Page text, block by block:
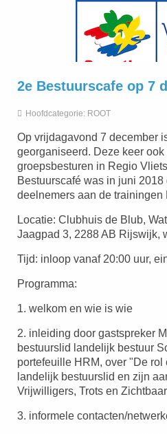
2e Bestuurscafe op 7
Hoofdcategorie: ROOT
Op vrijdagavond 7 december
georganiseerd. Deze keer
groepsbesturen in Regio
Bestuurscafé was in juni 2018
deelnemers aan de
Locatie: Clubhuis de Blub,
Jaagpad 3, 2288 AB Rijswijk,
Tijd: inloop vanaf 20:00 uur,
Programma:
1. welkom en wie is wie
2. inleiding door gastspreker
bestuurslid landelijk bestuur
portefeuille HRM, over "De rol
landelijk bestuurslid en zijn
Vrijwilligers, Trots en
3. informele contacten/